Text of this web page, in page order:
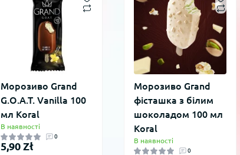
Морозиво Grand
G.O.A.T. Vanilla 100
мл Koral
В наявності
0
5,90 Zł
Морозиво Grand
фісташка з білим
шоколадом 100 мл
Koral
В наявності
0